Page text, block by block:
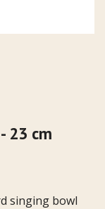
23 cm
singing bowl